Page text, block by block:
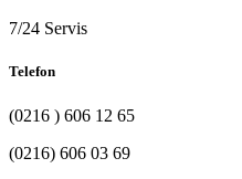
7/24 Servis
Telefon
(0216 ) 606 12 65
(0216) 606 03 69